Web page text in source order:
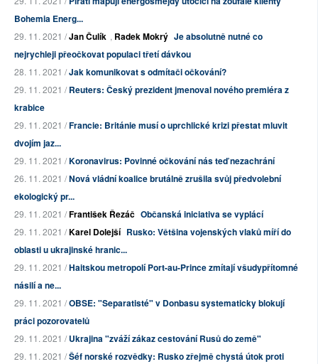
Bohemia Energ...
29. 11. 2021 /Jan Čulík , Radek Mokrý Je absolutně nutné co
nejrychleji přeočkovat populaci třetí dávkou
28. 11. 2021 /Jak komunikovat s odmítači očkování?
29. 11. 2021 /Reuters: Český prezident jmenoval nového premiéra z
krabice
29. 11. 2021 /Francie: Británie musí o uprchlické krizi přestat mluvit
dvojím jaz...
29. 11. 2021 /Koronavirus: Povinné očkování nás teď nezachrání
26. 11. 2021 /Nová vládní koalice brutálně zrušila svůj předvolební
ekologický pr...
29. 11. 2021 /František Řezáč Občanská iniciativa se vyplácí
29. 11. 2021 /Karel Dolejší Rusko: Většina vojenských vlaků míří do
oblasti u ukrajinské hranic...
29. 11. 2021 /Haitskou metropolí Port-au-Prince zmítají všudypřítomné
násilí a ne...
29. 11. 2021 /OBSE: "Separatisté" v Donbasu systematicky blokují
práci pozorovatelů
29. 11. 2021 /Ukrajina "zváží zákaz cestování Rusů do země"
29. 11. 2021 /Šéf norské rozvědky: Rusko zřejmě chystá útok proti